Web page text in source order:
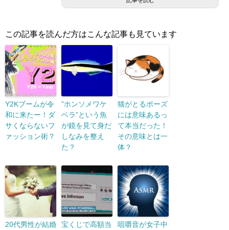
この記事を読んだ方はこんな記事も見ています
Y2Kブームが令
和に来たー！ダ
サくならないフ
ァッション術？
”ホンソメワケ
ベラ”という魚
が鏡を見て身だ
しなみを整え
た？
猫がとるポーズ
には意味あるっ
て本当だった！
その意味とは一
体？
20代男性が結婚
宝くじで高額当
咀嚼音が女子中